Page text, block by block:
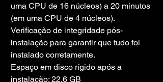
uma CPU de 16 núcleos) a 20 minutos
(em uma CPU de 4 núcleos).
Verificação de integridade pós-
instalação para garantir que tudo foi
instalado corretamente.
Espaço em disco rígido após a
instalação: 22,6 GB